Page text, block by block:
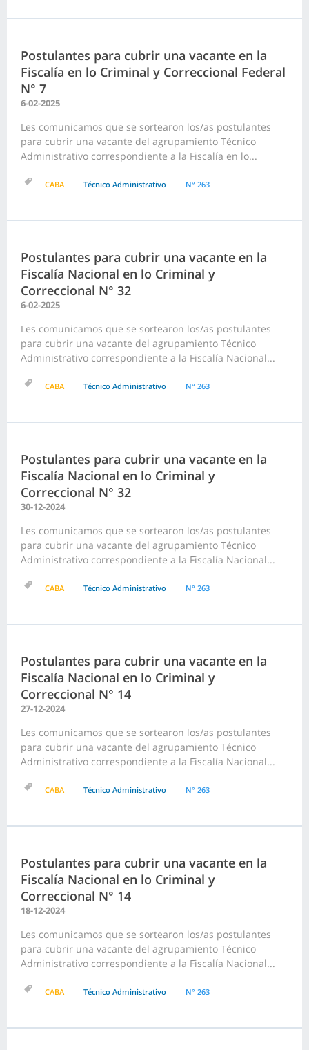
Postulantes para cubrir una vacante en la
Fiscalía en lo Criminal y Correccional Federal
N° 7
6-02-2025
Les comunicamos que se sortearon los/as postulantes
para cubrir una vacante del agrupamiento Técnico
Administrativo correspondiente a la Fiscalía en lo...
CABA Técnico Administrativo N° 263
Postulantes para cubrir una vacante en la
Fiscalía Nacional en lo Criminal y
Correccional N° 32
6-02-2025
Les comunicamos que se sortearon los/as postulantes
para cubrir una vacante del agrupamiento Técnico
Administrativo correspondiente a la Fiscalía Nacional...
CABA Técnico Administrativo N° 263
Postulantes para cubrir una vacante en la
Fiscalía Nacional en lo Criminal y
Correccional N° 32
30-12-2024
Les comunicamos que se sortearon los/as postulantes
para cubrir una vacante del agrupamiento Técnico
Administrativo correspondiente a la Fiscalía Nacional...
CABA Técnico Administrativo N° 263
Postulantes para cubrir una vacante en la
Fiscalía Nacional en lo Criminal y
Correccional N° 14
27-12-2024
Les comunicamos que se sortearon los/as postulantes
para cubrir una vacante del agrupamiento Técnico
Administrativo correspondiente a la Fiscalía Nacional...
CABA Técnico Administrativo N° 263
Postulantes para cubrir una vacante en la
Fiscalía Nacional en lo Criminal y
Correccional N° 14
18-12-2024
Les comunicamos que se sortearon los/as postulantes
para cubrir una vacante del agrupamiento Técnico
Administrativo correspondiente a la Fiscalía Nacional...
CABA Técnico Administrativo N° 263